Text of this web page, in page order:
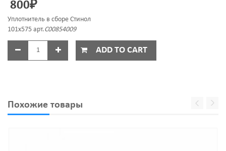
800₽
Уплотнитель в сборе Стинол
101х575 арт.C00854009
ADD TO CART
Похожие товары